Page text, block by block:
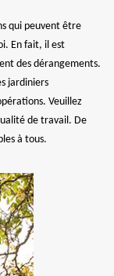
qui peuvent être
En fait, il est
des dérangements.
jardiniers
Veuillez
de travail. De
à tous.